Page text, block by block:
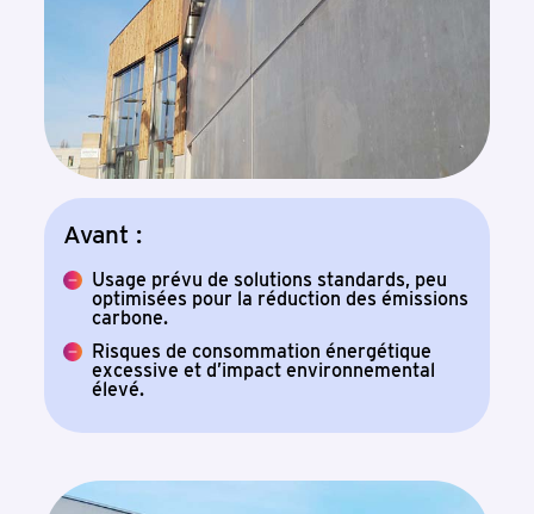
Avant :
Usage prévu de solutions standards, peu
optimisées pour la réduction des émissions
carbone.
Risques de consommation énergétique
excessive et d’impact environnemental
élevé.